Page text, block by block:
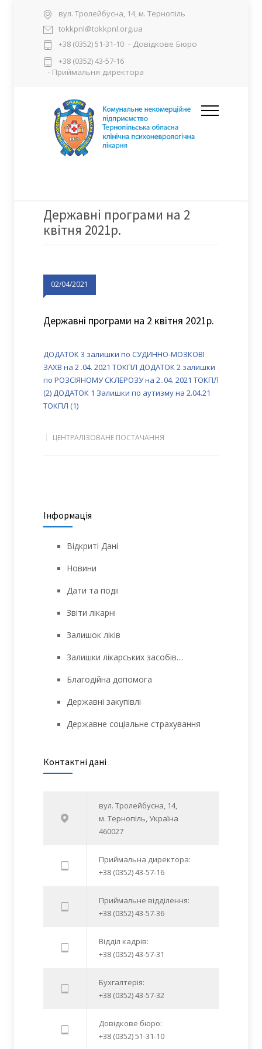
вул. Тролейбусна, 14, м. Тернопіль
tokkpnl@tokkpnl.org.ua
+38 (0352) 51-31-10 - Довідкове Бюро
+38 (0352) 43-57-16
- Приймальня директора
Державні програми на 2
квітня 2021р.
02/04/2021
Державні програми на 2 квітня 2021р.
ДОДАТОК 3 залишки по СУДИННО-МОЗКОВІ
ЗАХВ на 2 .04. 2021 ТОКПЛ ДОДАТОК 2 залишки
по РОЗСІЯНОМУ СКЛЕРОЗУ на 2..04. 2021 ТОКПЛ
(2) ДОДАТОК 1 Залишки по аутизму на 2.04.21
ТОКПЛ (1)
ЦЕНТРАЛІЗОВАНЕ ПОСТАЧАННЯ
Інформація
Відкриті Дані
Новини
Дати та події
Звіти лікарні
Залишок ліків
Залишки лікарських засобів…
Благодійна допомога
Державні закупівлі
Державне соціальне страхування
Контактні дані
вул. Тролейбусна, 14,
м. Тернопіль, Україна
460027
Приймальна директора:
+38 (0352) 43-57-16
Приймальне відділення:
+38 (0352) 43-57-36
Відділ кадрів:
+38 (0352) 43-57-31
Бухгалтерія:
+38 (0352) 43-57-32
Довідкове бюро:
+38 (0352) 51-31-10